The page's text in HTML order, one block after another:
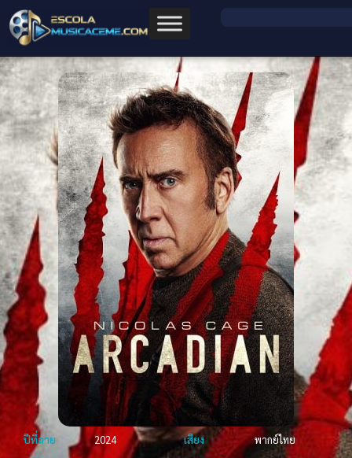
ปีที่ฉาย 2024 เสียง
พากย์ไทย